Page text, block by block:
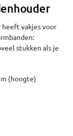
heeft vakjes voor
stukken als je
(hoogte)